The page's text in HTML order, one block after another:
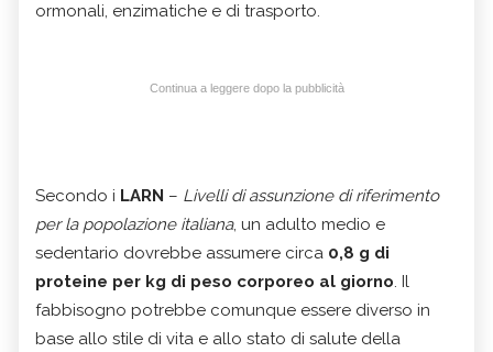
ormonali, enzimatiche e di trasporto.
Continua a leggere dopo la pubblicità
Secondo i LARN – Livelli di assunzione di riferimento
per la popolazione italiana, un adulto medio e
sedentario dovrebbe assumere circa 0,8 g di
proteine per kg di peso corporeo al giorno. Il
fabbisogno potrebbe comunque essere diverso in
base allo stile di vita e allo stato di salute della